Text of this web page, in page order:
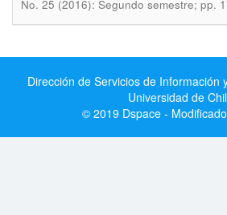
No. 25 (2016): Segundo semestre; pp.
Dirección de Servicios de Información
Universidad de
© 2019 Dspace -